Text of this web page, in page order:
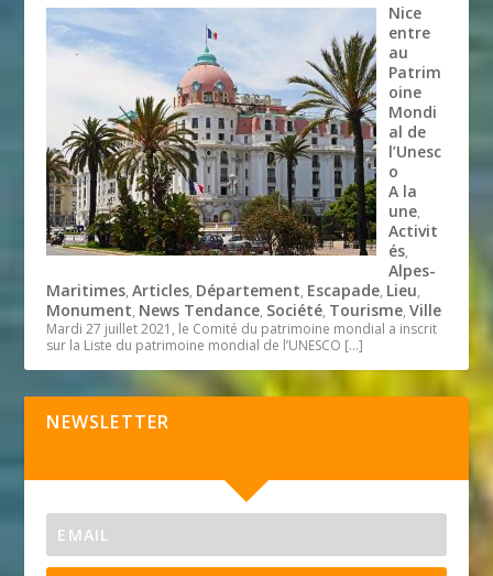
Nice
entre
au
Patrim
oine
Mondi
al de
l’Unesc
o
A la
une,
Activit
és,
Alpes-
Maritimes,Articles, Département, Escapade, Lieu,
Monument, News Tendance, Société, Tourisme,Ville
Mardi 27 juillet 2021, le Comité du patrimoine mondial a inscrit
sur la Liste du patrimoine mondial de l’UNESCO […]
NEWSLETTER